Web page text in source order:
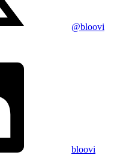
@bloovi
bloovi